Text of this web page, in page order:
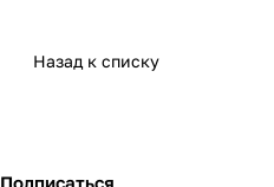
Назад к списку
Подписаться